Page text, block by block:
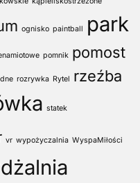
ognisko paintball park
pomnik pomost
rozrywka Rytel rzeźba
statek
vr wypożyczalnia WyspaMiłości